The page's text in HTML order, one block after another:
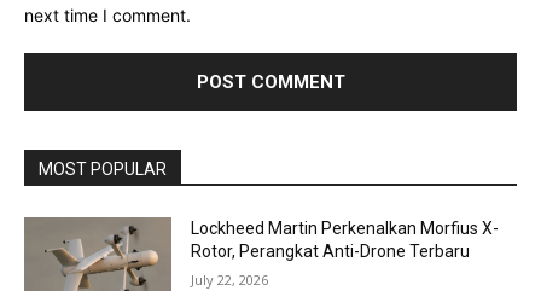
next time I comment.
MOST POPULAR
Lockheed Martin Perkenalkan Morfius X-
Rotor, Perangkat Anti-Drone Terbaru
July 22, 2026